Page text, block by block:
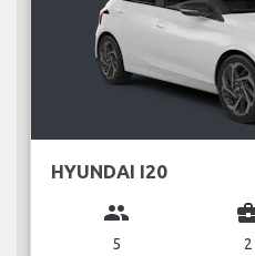
HYUNDAI I20
group
5 2